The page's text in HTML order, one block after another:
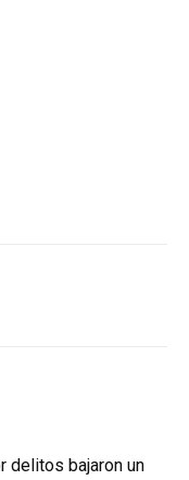
delitos bajaron un